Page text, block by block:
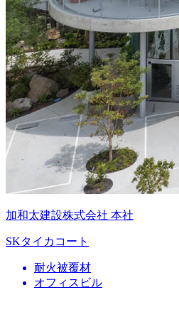
加和太建設株式会社 本社
SKタイカコート
耐火被覆材
オフィスビル